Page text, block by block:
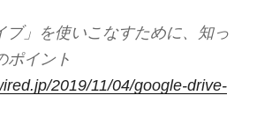
ブ」を使いこなすために、知っ
ポイント
2019/11/04/google-drive-